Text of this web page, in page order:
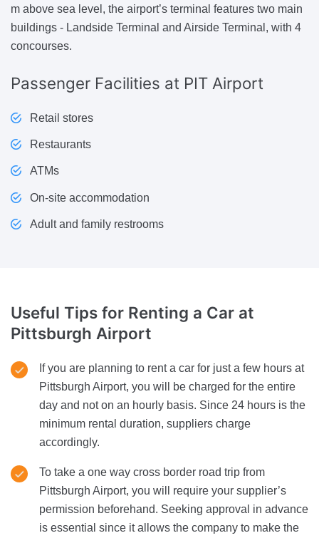
m above sea level, the airport’s terminal features two main
buildings - Landside Terminal and Airside Terminal, with 4
concourses.
Passenger Facilities at PIT Airport
Retail stores
Restaurants
ATMs
On-site accommodation
Adult and family restrooms
Useful Tips for Renting a Car at
Pittsburgh Airport
If you are planning to rent a car for just a few hours at
Pittsburgh Airport, you will be charged for the entire
day and not on an hourly basis. Since 24 hours is the
minimum rental duration, suppliers charge
accordingly.
To take a one way cross border road trip from
Pittsburgh Airport, you will require your supplier’s
permission beforehand. Seeking approval in advance
is essential since it allows the company to make the